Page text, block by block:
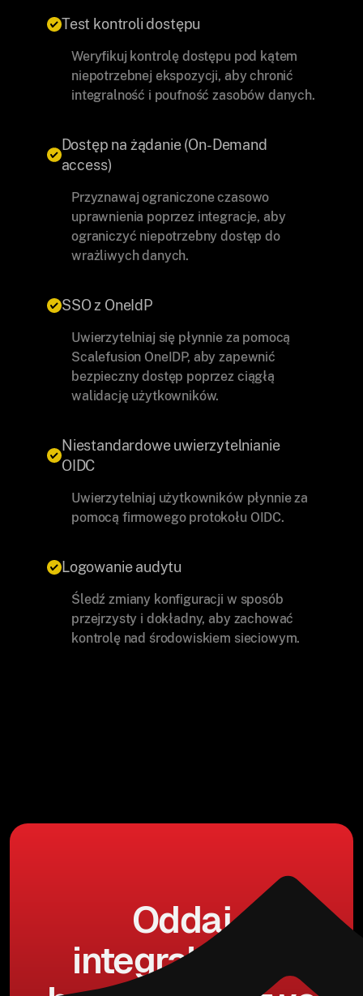
Test kontroli dostępu
Weryfikuj kontrolę dostępu pod kątem
niepotrzebnej ekspozycji, aby chronić
integralność i poufność zasobów danych.
Dostęp na żądanie (On-Demand
access)
Przyznawaj ograniczone czasowo
uprawnienia poprzez integracje, aby
ograniczyć niepotrzebny dostęp do
wrażliwych danych.
SSO z OneIdP
Uwierzytelniaj się płynnie za pomocą
Scalefusion OneIDP, aby zapewnić
bezpieczny dostęp poprzez ciągłą
walidację użytkowników.
Niestandardowe uwierzytelnianie
OIDC
Uwierzytelniaj użytkowników płynnie za
pomocą firmowego protokołu OIDC.
Logowanie audytu
Śledź zmiany konfiguracji w sposób
przejrzysty i dokładny, aby zachować
kontrolę nad środowiskiem sieciowym.
Oddaj
integralność i